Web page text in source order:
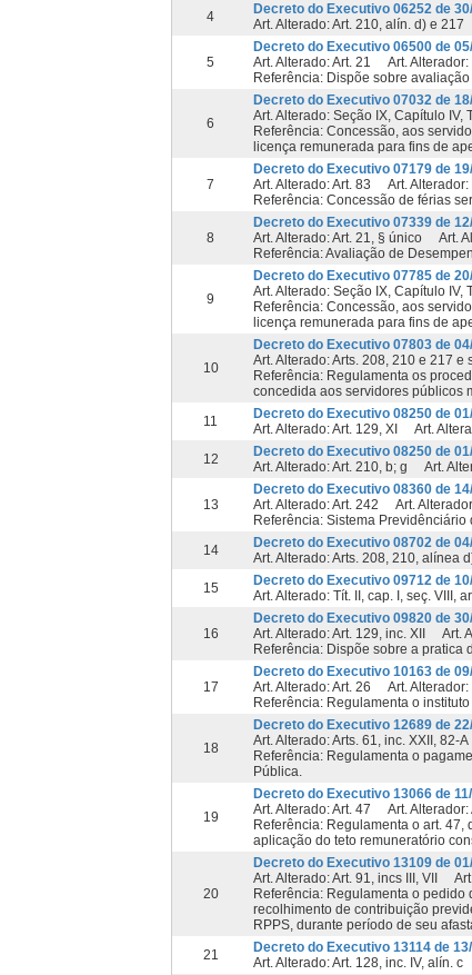
4
Decreto do Executivo 06252 de
Art. Alterado: Art. 210, alín. d) e
5
Decreto do Executivo 06500 de
Art. Alterado: Art. 21 Art. Alterador:
Referência: Dispõe sobre
6
Decreto do Executivo 07032 de
Art. Alterado: Seção IX, Capítulo
Referência: Concessão, aos
licença remunerada para fins de
7
Decreto do Executivo 07179 de
Art. Alterado: Art. 83 Art. Alterador:
Referência: Concessão de férias
8
Decreto do Executivo 07339 de
Art. Alterado: Art. 21, § único Art.
Referência: Avaliação de
9
Decreto do Executivo 07785 de
Art. Alterado: Seção IX, Capítulo
Referência: Concessão, aos
licença remunerada para fins de
10
Decreto do Executivo 07803 de
Art. Alterado: Arts. 208, 210 e 217
Referência: Regulamenta os
concedida aos servidores públicos
11
Decreto do Executivo 08250 de
Art. Alterado: Art. 129, XI Art.
12
Decreto do Executivo 08250 de
Art. Alterado: Art. 210, b; g Art.
13
Decreto do Executivo 08360 de
Art. Alterado: Art. 242 Art.
Referência: Sistema
14
Decreto do Executivo 08702 de
Art. Alterado: Arts. 208, 210,
15
Decreto do Executivo 09712 de
Art. Alterado: Tít. II, cap. I, seç. VIII,
16
Decreto do Executivo 09820 de
Art. Alterado: Art. 129, inc. XII Art.
Referência: Dispõe sobre a pratica
17
Decreto do Executivo 10163 de
Art. Alterado: Art. 26 Art. Alterador:
Referência: Regulamenta o
18
Decreto do Executivo 12689 de
Art. Alterado: Arts. 61, inc. XXII,
Referência: Regulamenta o
Pública.
19
Decreto do Executivo 13066 de
Art. Alterado: Art. 47 Art. Alterador:
Referência: Regulamenta o art.
aplicação do teto remuneratório
20
Decreto do Executivo 13109 de
Art. Alterado: Art. 91, incs III, VII
Referência: Regulamenta o
recolhimento de contribuição
RPPS, durante período de seu
21
Decreto do Executivo 13114 de
Art. Alterado: Art. 128, inc. IV, alín.